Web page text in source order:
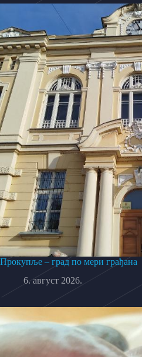
Прокупље – град по мери грађана
6. август 2026.